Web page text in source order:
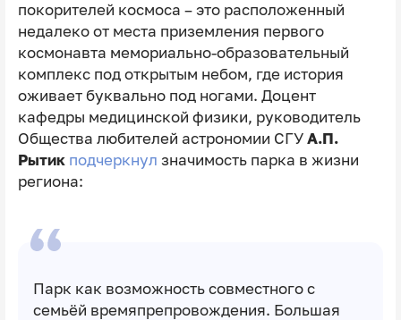
покорителей космоса – это расположенный
недалеко от места приземления первого
космонавта мемориально-образовательный
комплекс под открытым небом, где история
оживает буквально под ногами. Доцент
кафедры медицинской физики, руководитель
Общества любителей астрономии СГУ А.П.
Рытик подчеркнул значимость парка в жизни
региона:
Парк как возможность совместного с
семьёй времяпрепровождения. Большая